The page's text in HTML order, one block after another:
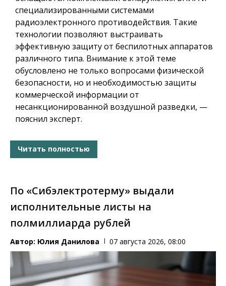
специализированными системами
радиоэлектронного противодействия. Такие
технологии позволяют выстраивать
эффективную защиту от беспилотных аппаратов
различного типа. Внимание к этой теме
обусловлено не только вопросами физической
безопасности, но и необходимостью защиты
коммерческой информации от
несанкционированной воздушной разведки, —
пояснил эксперт.
Читать полностью
По «Сибэлектротерму» выдали
исполнительные листы на
полмиллиарда рублей
Автор: Юлия Данилова 07 августа 2026, 08:00